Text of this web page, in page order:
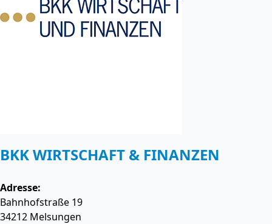
BKK WIRTSCHAFT & FINANZEN
Adresse:
Bahnhofstraße 19
34212 Melsungen